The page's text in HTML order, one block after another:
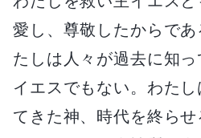
愛し、尊敬したからで
たしは人々が過去に知
イエスでもない。わた
てきた神、時代を終ら